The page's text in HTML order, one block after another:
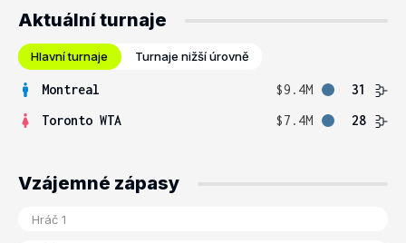
Aktuální turnaje
Hlavní turnaje Turnaje nižší úrovně
Montreal $9.4M
31
Toronto WTA
$7.4M 28
Vzájemné zápasy